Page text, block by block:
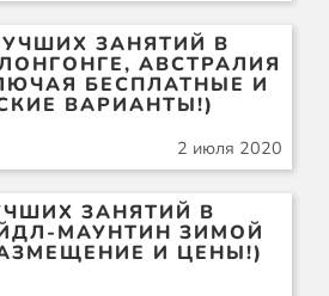
ЗАНЯТИЙ В
АВСТРАЛИЯ
БЕСПЛАТНЫЕ И
ВАРИАНТЫ!)
2 июля 2020
ЗАНЯТИЙ В
МАУНТИН ЗИМОЙ
И ЦЕНЫ!)